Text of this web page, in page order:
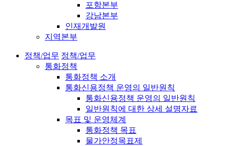
포항본부
강남본부
인재개발원
지역본부
정책/업무 정책/업무
통화정책
통화정책 소개
통화신용정책 운영의 일반원칙
통화신용정책 운영의 일반원칙
일반원칙에 대한 상세 설명자료
목표 및 운영체계
통화정책 목표
물가안정목표제